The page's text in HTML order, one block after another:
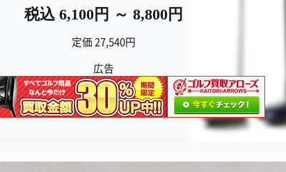
税込 6,100円 ～ 8,800円
定価 27,540円
広告